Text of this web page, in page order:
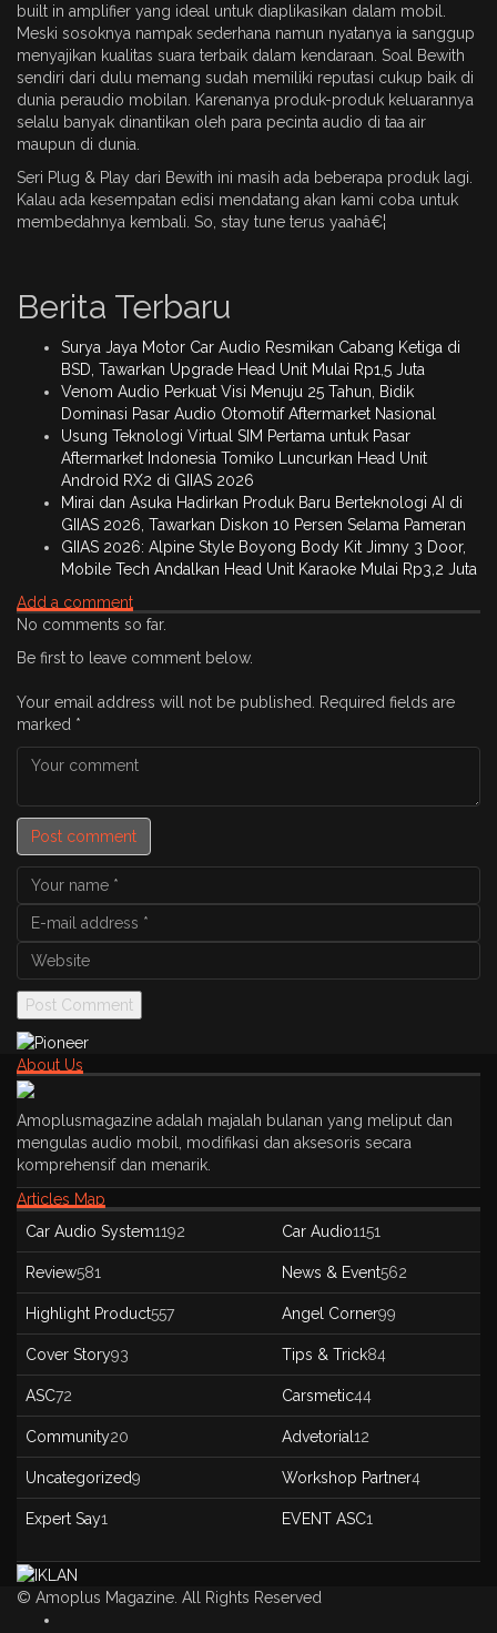
built in amplifier yang ideal untuk diaplikasikan dalam mobil.
Meski sosoknya nampak sederhana namun nyatanya ia sanggup
menyajikan kualitas suara terbaik dalam kendaraan. Soal Bewith
sendiri dari dulu memang sudah memiliki reputasi cukup baik di
dunia peraudio mobilan. Karenanya produk-produk keluarannya
selalu banyak dinantikan oleh para pecinta audio di taa air
maupun di dunia.
Seri Plug & Play dari Bewith ini masih ada beberapa produk lagi.
Kalau ada kesempatan edisi mendatang akan kami coba untuk
membedahnya kembali. So, stay tune terus yaahâ€¦
Berita Terbaru
Surya Jaya Motor Car Audio Resmikan Cabang Ketiga di
BSD, Tawarkan Upgrade Head Unit Mulai Rp1,5 Juta
Venom Audio Perkuat Visi Menuju 25 Tahun, Bidik
Dominasi Pasar Audio Otomotif Aftermarket Nasional
Usung Teknologi Virtual SIM Pertama untuk Pasar
Aftermarket Indonesia Tomiko Luncurkan Head Unit
Android RX2 di GIIAS 2026
Mirai dan Asuka Hadirkan Produk Baru Berteknologi AI di
GIIAS 2026, Tawarkan Diskon 10 Persen Selama Pameran
GIIAS 2026: Alpine Style Boyong Body Kit Jimny 3 Door,
Mobile Tech Andalkan Head Unit Karaoke Mulai Rp3,2 Juta
Add a comment
No comments so far.
Be first to leave comment below.
Your email address will not be published.
Required fields are
marked *
Post comment
About Us
Amoplusmagazine adalah majalah bulanan yang meliput dan
mengulas audio mobil, modifikasi dan aksesoris secara
komprehensif dan menarik.
Articles Map
Car Audio System1192 Car Audio1151
Review581 News & Event562
Highlight Product557 Angel Corner99
Cover Story93 Tips & Trick84
ASC72 Carsmetic44
Community20 Advetorial12
Uncategorized9 Workshop Partner4
Expert Say1 EVENT ASC1
© Amoplus Magazine. All Rights Reserved